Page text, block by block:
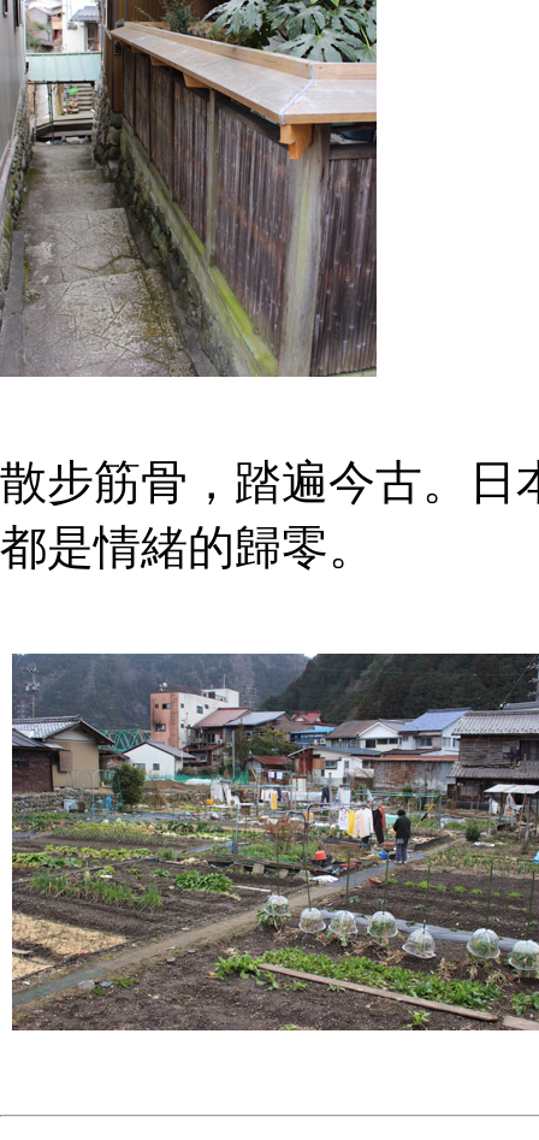
散步筋骨，踏遍今古。日
都是情緒的歸零。